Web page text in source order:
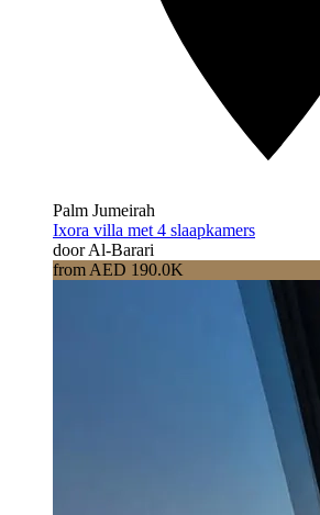
Palm Jumeirah
Ixora villa met 4 slaapkamers
door Al-Barari
from AED 190.0K